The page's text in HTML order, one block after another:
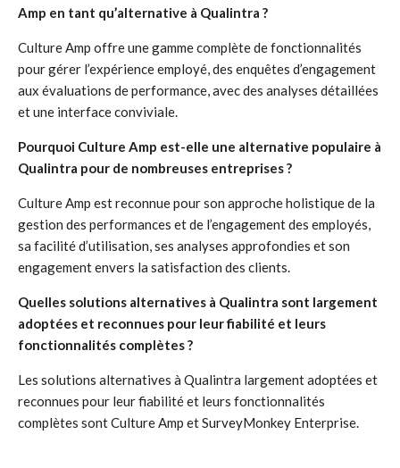
Amp en tant qu’alternative à Qualintra ?
Culture Amp offre une gamme complète de fonctionnalités
pour gérer l’expérience employé, des enquêtes d’engagement
aux évaluations de performance, avec des analyses détaillées
et une interface conviviale.
Pourquoi Culture Amp est-elle une alternative populaire à
Qualintra pour de nombreuses entreprises ?
Culture Amp est reconnue pour son approche holistique de la
gestion des performances et de l’engagement des employés,
sa facilité d’utilisation, ses analyses approfondies et son
engagement envers la satisfaction des clients.
Quelles solutions alternatives à Qualintra sont largement
adoptées et reconnues pour leur fiabilité et leurs
fonctionnalités complètes ?
Les solutions alternatives à Qualintra largement adoptées et
reconnues pour leur fiabilité et leurs fonctionnalités
complètes sont Culture Amp et SurveyMonkey Enterprise.